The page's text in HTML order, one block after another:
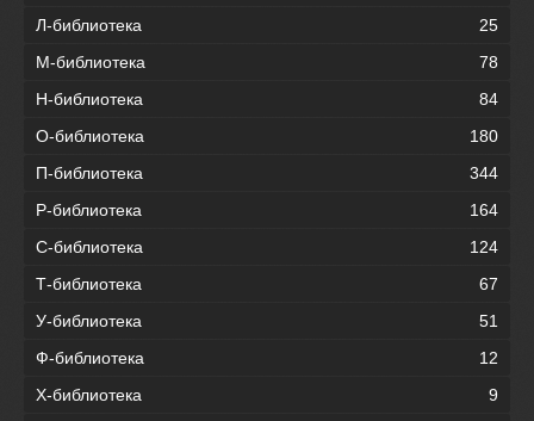
Л-библиотека
25
М-библиотека
78
Н-библиотека
84
О-библиотека
180
П-библиотека
344
Р-библиотека
164
С-библиотека
124
Т-библиотека
67
У-библиотека
51
Ф-библиотека
12
Х-библиотека
9